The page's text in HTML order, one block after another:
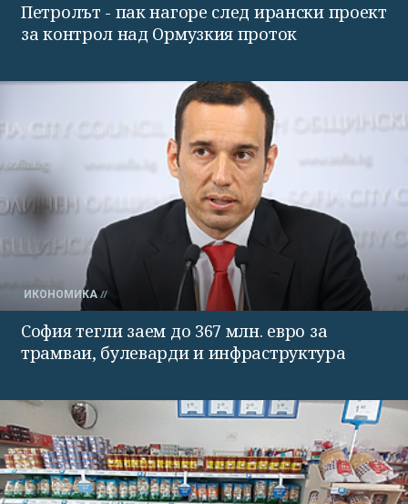
Петролът - пак нагоре след ирански проект
за контрол над Ормузкия проток
ИКОНОМИКА
София тегли заем до 367 млн. евро за
трамваи, булеварди и инфраструктура